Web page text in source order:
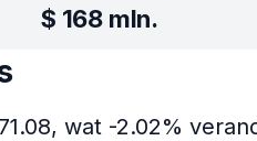
$ 168 mln.
wat -2.02%